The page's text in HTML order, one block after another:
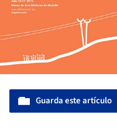
Guarda este artículo